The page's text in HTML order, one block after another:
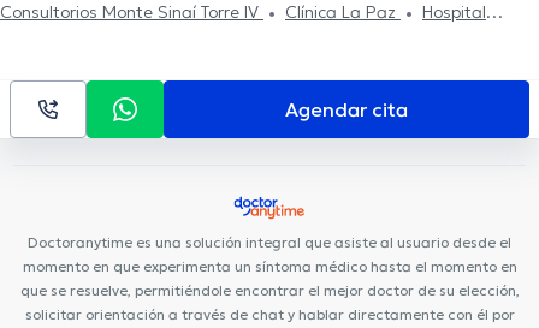
Consultorios Monte Sinaí Torre IV
Clínica La Paz
Hospital
Agendar cita
Doctoranytime es una solución integral que asiste al usuario desde el
momento en que experimenta un síntoma médico hasta el momento en
que se resuelve, permitiéndole encontrar el mejor doctor de su elección,
solicitar orientación a través de chat y hablar directamente con él por